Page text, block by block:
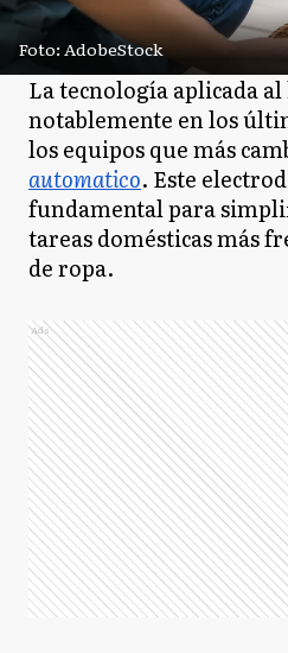
Foto: AdobeStock
La tecnología aplicada
notablemente en los
los equipos que más
automatico. Este
fundamental para
tareas domésticas más
de ropa.
Ads